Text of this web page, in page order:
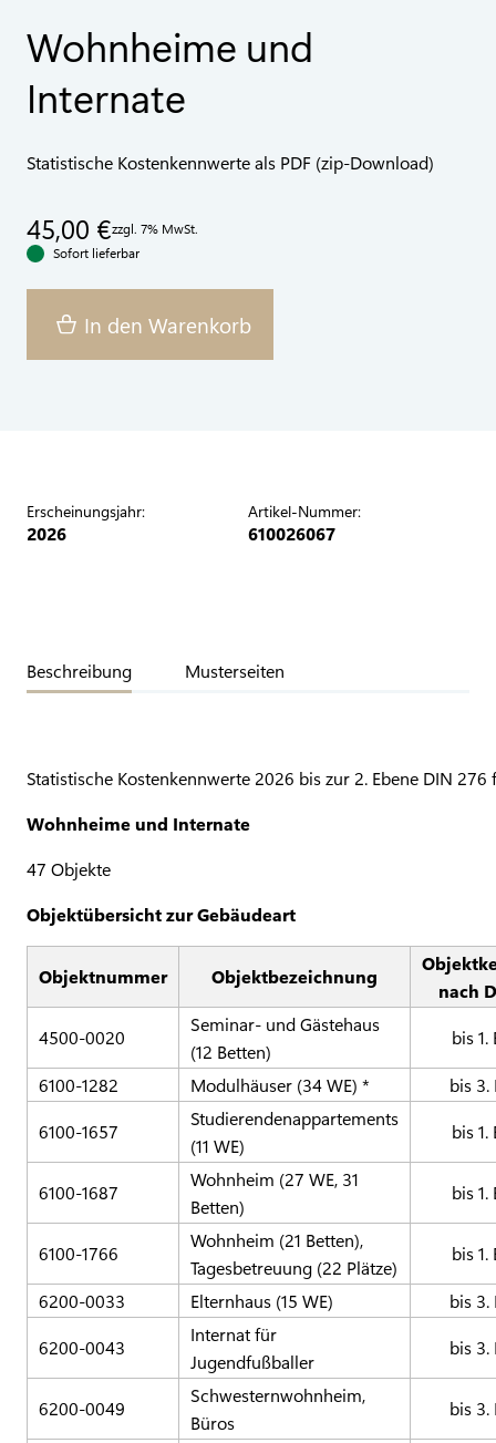
Wohnheime und
Internate
Statistische Kostenkennwerte als PDF (zip-Download)
45,00 €zzgl. 7% MwSt.
Sofort lieferbar
In den Warenkorb
Erscheinungsjahr:
2026
Artikel-Nummer:
610026067
Beschreibung Musterseiten
Statistische Kostenkennwerte 2026 bis zur 2. Ebene DIN 276
Wohnheime und Internate
47 Objekte
Objektübersicht zur Gebäudeart
Objektnummer Objektbezeichnung
nach
4500-0020
Seminar- und Gästehaus
(12 Betten)
bis 1.
6100-1282 Modulhäuser (34 WE) *
bis 3.
6100-1657
Studierendenappartements
(11 WE)
bis 1.
6100-1687
Wohnheim (27 WE, 31
Betten)
bis 1.
6100-1766
Wohnheim (21 Betten),
Tagesbetreuung (22 Plätze)
bis 1.
6200-0033 Elternhaus (15 WE)
bis 3.
6200-0043
Internat für
Jugendfußballer
bis 3.
6200-0049
Schwesternwohnheim,
Büros
bis 3.